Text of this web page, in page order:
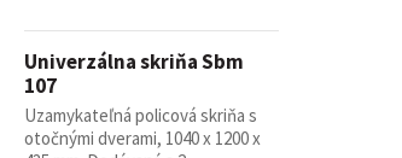
Univerzálna skriňa Sbm
107
Uzamykateľná policová skriňa s
otočnými dverami, 1040 x 1200 x